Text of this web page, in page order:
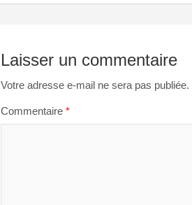
Laisser un commentaire
Votre adresse e-mail ne sera pas publiée.
Commentaire *